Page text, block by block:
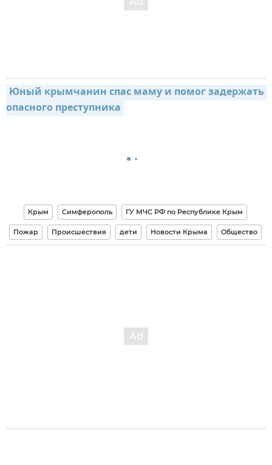
Юный крымчанин спас маму и помог задержать
опасного преступника
Крым Симферополь ГУ МЧС РФ по Республике Крым
Пожар Происшествия дети Новости Крыма Общество